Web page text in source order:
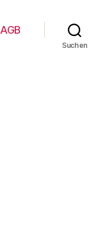
AGB
Suchen